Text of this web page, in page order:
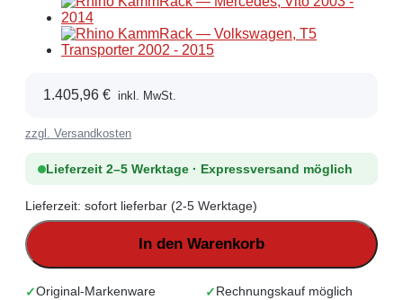
1.405,96 € inkl. MwSt.
zzgl. Versandkosten
Lieferzeit 2–5 Werktage · Expressversand möglich
Lieferzeit: sofort lieferbar (2-5 Werktage)
In den Warenkorb
Original-Markenware
Rechnungskauf möglich